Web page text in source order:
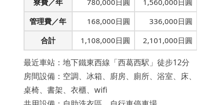
管理費／年
168,000日圓
336,000日圓
合計
1,108,000日圓 2,101,000日圓
最近車站：地下鐵東西線「西葛西駅」徒步12分
房間設備：空調、冰箱、廚房、廁所、浴室、床、
桌椅、書架、衣櫃、wifi